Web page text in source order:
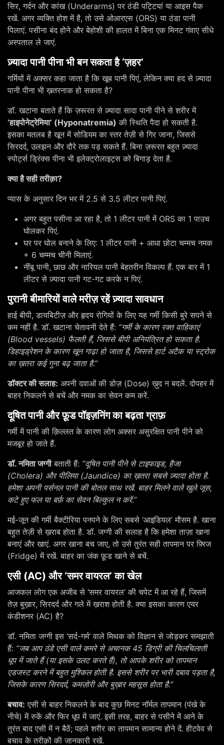
सिर, गर्दन और कांख (Underarms) पर ठंडी पट्टियां या आइस पैक
रखें. अगर व्यक्ति होश में है, तो उसे ओआरएस (ORS) या ठंडा पानी
पिलाएं. पसीना बंद होने और बेहोशी की हालत में बिना एक मिनट गंवाए सीधे
अस्पताल ले जाएं.
ज़्यादा पानी पीना भी बन सकता है ‘ज़हर’
गर्मियों में अक्सर कहा जाता है कि खूब पानी पिएं, लेकिन क्या हद से ज़्यादा
पानी पीना भी ख़तरनाक हो सकता है?
डॉ. खटाना बताते हैं कि ज़रूरत से ज़्यादा सादा पानी पीने से शरीर में
‘हाइपोनेट्रेमिया’ (Hyponatremia) की स्थिति पैदा हो सकती है.
इसका मतलब है खून में सोडियम का स्तर तेज़ी से गिर जाना, जिससे
सिरदर्द, उलझन और दौरे तक पड़ सकते हैं. बिना ज़रूरत बहुत ज़्यादा
स्पोर्ट्स ड्रिंक्स पीना भी इलेक्ट्रोलाइट्स को बिगाड़ देता है.
क्या है सही तरीक़ा?
प्यास के अनुसार दिन भर में 2.5 से 3.5 लीटर पानी पिएं.
अगर बहुत पसीना आ रहा है, तो 1 लीटर पानी में ORS का 1 पाउच
घोलकर पिएं.
घर पर घोल बनाने के लिए: 1 लीटर पानी + आधा छोटा चम्मच नमक
+ 6 चम्मच चीनी मिलाएं.
नींबू पानी, छाछ और नारियल पानी बेहतरीन विकल्प हैं. एक बार में 1
लीटर से ज़्यादा पानी गट-गट करके न पिएं.
पुरानी बीमारियों वाले मरीज़ रहें ज़्यादा सावधान
हाई बीपी, डायबिटीज़ और हृदय रोगियों के लिए यह गर्मी किसी बुरे सपने से
कम नहीं है. डॉ. खटाना चेतावनी देते हैं: “गर्मी के कारण रक्त वाहिकाएं
(Blood vessels) फैलती हैं, जिससे बीपी अनियंत्रित हो सकता है.
डिहाइड्रेशन के कारण खून गाढ़ा हो जाता है, जिससे हार्ट अटैक या स्ट्रोक
का ख़तरा कई गुना बढ़ जाता है.”
डॉक्टर की सलाह: अपनी दवाओं की डोज़ (Dose) ख़ुद न बदलें. दोपहर में
बाहर निकलने से बचें और नमक का सेवन कम करें.
दूषित पानी और फ़ूड पॉइज़निंग का बढ़ता ग्राफ़
गर्मी में पानी की क़िल्लत के कारण लोग अक्सर असुरक्षित पानी पीने को
मजबूर हो जाते हैं.
डॉ. नमिता जग्गीबताती हैं: “दूषित पानी पीने से टाइफाइड, हैजा
(Cholera) और पीलिया (Jaundice) का ख़तरा सबसे ज़्यादा होता है.
हमेशा अपनी पर्सनल पानी की बोतल साथ रखें. बाहर मिलने वाले खुले जूस,
कटे हुए फल या बर्फ़ का सेवन बिल्कुल न करें.”
मई-जून की गर्मी बैक्टीरिया पनपने के लिए सबसे ‘आइडियल’ मौसम है. खाना
बहुत तेज़ी से ख़राब होता है. डॉ. जग्गी की सलाह है कि हमेशा ताज़ा खाना
बनाएं और खाएं. अगर खाना बच जाए, तो उसे तुरंत सही तापमान पर फ़्रिज
(Fridge) में रखें. बाहर का जंक फ़ूड खाने से बचें.
एसी (AC) और ‘समर वायरल’ का खेल
आजकल लोग एक अजीब से ‘समर वायरल’ की चपेट में आ रहे हैं, जिसमें
तेज़ बुख़ार, सिरदर्द और गले में ख़राश होती है. क्या इसका कारण एयर
कंडीशनर (AC) है?
डॉ. नमिता जग्गी इस ‘सर्द-गर्म’ वाले मिथक को विज्ञान से जोड़कर समझाती
हैं: “जब आप ठंडे एसी वाले कमरे से अचानक 45 डिग्री की चिलचिलाती
धूप में जाते हैं (या इसके उलट करते हैं), तो आपके शरीर को तापमान
एडजस्ट करने में बहुत मुश्किल होती है. इससे शरीर पर भारी दबाव पड़ता है,
जिसके कारण सिरदर्द, कमज़ोरी और बुख़ार महसूस होता है.”
बचाव: एसी से बाहर निकलने के बाद कुछ मिनट नॉर्मल तापमान (पंखे के
नीचे) में रुकें और फिर धूप में जाएं. इसी तरह, बाहर से पसीने में आने के
तुरंत बाद एसी में न बैठें; पहले शरीर का तापमान सामान्य होने दें. हीटवेव से
बचाव के तरीक़ों की जानकारी रखें.